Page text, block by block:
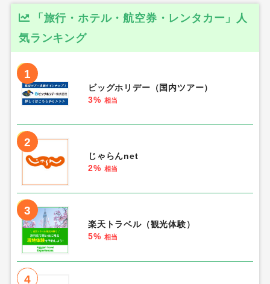
「旅行・ホテル・航空券・レンタカー」人
気ランキング
1
ビッグホリデー（国内ツアー）
3% 相当
2
じゃらんnet
2% 相当
3
楽天トラベル（観光体験）
5% 相当
4